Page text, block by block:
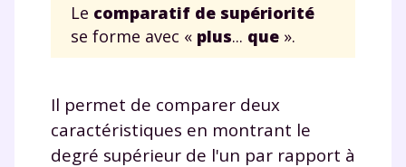
Le comparatif de supériorité
se forme avec « plus... que ».
Il permet de comparer deux
caractéristiques en montrant le
degré supérieur de l'un par rapport à